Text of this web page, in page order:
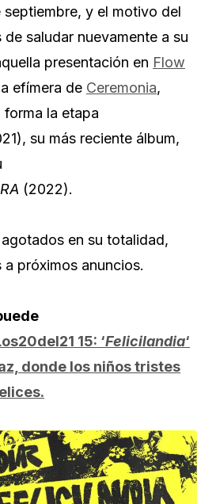
y el motivo del
saludar nuevamente a su
presentación en Flow
efímera de Ceremonia,
la etapa
su más reciente álbum,
(2022).
en su totalidad,
próximos anuncios.
15: ‘Felicilandia‘
donde los niños tristes